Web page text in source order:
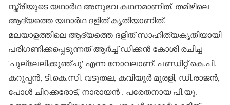
സ്ത്രീയുടെ യഥാര്‍ഥ അനുഭവ കഥനമാണിത്. തമിഴിലെ
ആദ്യത്തെ യഥാര്‍ഥ ദളിത് കൃതിയാണിത്.
മലയാളത്തിലെ ആദ്യത്തെ ദളിത് സാഹിത്യകൃതിയായി
പരിഗണിക്കപ്പെടുന്നത് ആര്‍ച്ച് ഡീക്കന്‍ കോശി രചിച്ച
'പുല്ലേലിക്കുഞ്ചു' എന്ന നോവലാണ്. പണ്ഡിറ്റ് കെ.പി.
കറുപ്പന്‍, ടി.കെ.സി. വടുതല, കവിയൂര്‍ മുരളി, ഡി.രാജന്‍,
പോള്‍ ചിറക്കരോട്, നാരായന്‍ . പരേതനായ പി.യു.